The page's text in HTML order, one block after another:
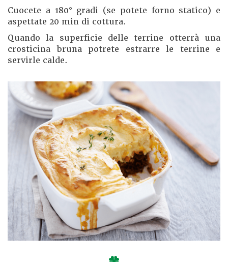
Cuocete a 180° gradi (se potete forno statico) e
aspettate 20 min di cottura.
Quando la superficie delle terrine otterrà una
crosticina bruna potrete estrarre le terrine e
servirle calde.